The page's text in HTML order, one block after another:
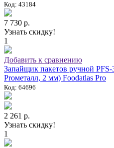
Код: 43184
7 730 р.
Узнать скидку!
1
Добавить к сравнению
Запайщик пакетов ручной
Proметалл, 2 мм) Foodatlas Pro
Код: 64696
2 261 р.
Узнать скидку!
1